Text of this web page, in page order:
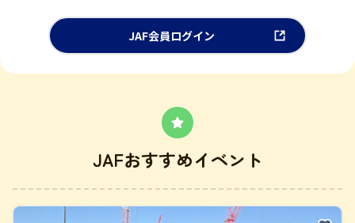
JAF会員ログイン
JAFおすすめイベント